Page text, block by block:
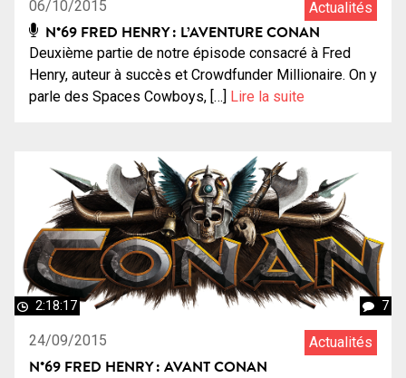
06/10/2015 Actualités
N°69 FRED HENRY : L’AVENTURE CONAN
Deuxième partie de notre épisode consacré à Fred
Henry, auteur à succès et Crowdfunder Millionaire. On y
parle des Spaces Cowboys, […] Lire la suite
2:18:17 7
24/09/2015 Actualités
N°69 FRED HENRY : AVANT CONAN